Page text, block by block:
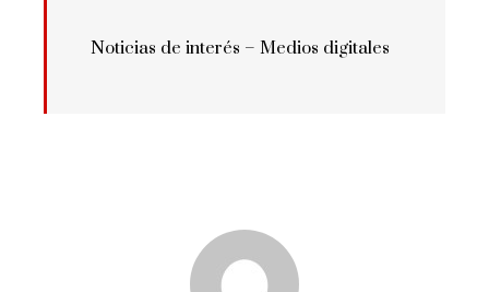
Noticias de interés – Medios digitales